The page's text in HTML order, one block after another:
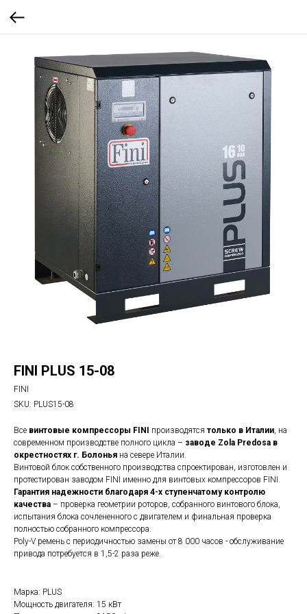
FINI PLUS 15-08
FINI
SKU: PLUS15-08
Все винтовые компрессоры FINI производятся только в Италии, на
современном производстве полного цикла – заводе Zola Predosa в
окрестностях г. Болонья на севере Италии.
Винтовой блок собственного производства спроектирован, изготовлен и
протестирован заводом FINI именно для винтовых компрессоров FINI.
Гарантия надежности благодаря 4-х ступенчатому контролю
качества – проверка геометрии роторов, собранного винтового блока,
испытания блока сочлененного с двигателем и финальная проверка
полностью собранного компрессора.
Poly-V ремень с периодичностью замены от 8 000 часов - обслуживание
привода потребуется в 1,5-2 раза реже.
Марка: PLUS
Мощность двигателя: 15 кВт